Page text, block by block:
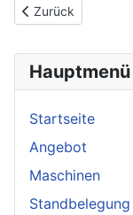
Hauptmenü
Startseite
Angebot
Maschinen
Standbelegung
Vorheriger Beitrag:
Zurück